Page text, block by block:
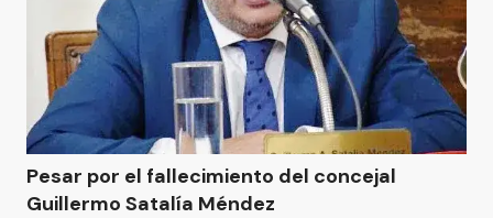
Pesar por el fallecimiento del concejal
Guillermo Satalía Méndez